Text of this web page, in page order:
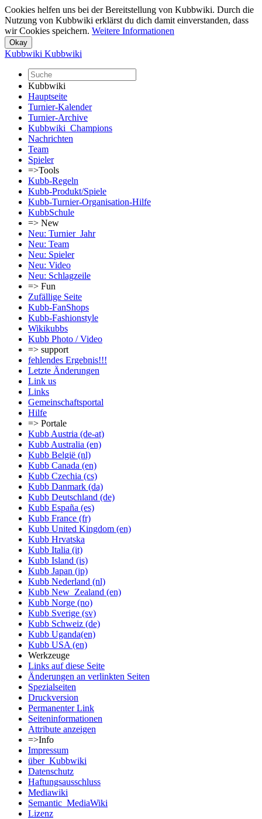
Cookies helfen uns bei der Bereitstellung von Kubbwiki. Durch die
Nutzung von Kubbwiki erklärst du dich damit einverstanden, dass
wir Cookies speichern. Weitere Informationen
Kubbwiki Kubbwiki
Kubbwiki
Hauptseite
Turnier-Kalender
Turnier-Archive
Kubbwiki_Champions
Nachrichten
Team
Spieler
=>Tools
Kubb-Regeln
Kubb-Produkt/Spiele
Kubb-Turnier-Organisation-Hilfe
KubbSchule
=> New
Neu: Turnier_Jahr
Neu: Team
Neu: Spieler
Neu: Video
Neu: Schlagzeile
=> Fun
Zufällige Seite
Kubb-FanShops
Kubb-Fashionstyle
Wikikubbs
Kubb Photo / Video
=> support
fehlendes Ergebnis!!!
Letzte Änderungen
Link us
Links
Gemeinschafts­portal
Hilfe
=> Portale
Kubb Austria (de-at)
Kubb Australia (en)
Kubb België (nl)
Kubb Canada (en)
Kubb Czechia (cs)
Kubb Danmark (da)
Kubb Deutschland (de)
Kubb España (es)
Kubb France (fr)
Kubb United Kingdom (en)
Kubb Hrvatska
Kubb Italia (it)
Kubb Island (is)
Kubb Japan (jp)
Kubb Nederland (nl)
Kubb New_Zealand (en)
Kubb Norge (no)
Kubb Sverige (sv)
Kubb Schweiz (de)
Kubb Uganda(en)
Kubb USA (en)
Werkzeuge
Links auf diese Seite
Änderungen an verlinkten Seiten
Spezialseiten
Druckversion
Permanenter Link
Seiten­informationen
Attribute anzeigen
=>Info
Impressum
über_Kubbwiki
Datenschutz
Haftungsausschluss
Mediawiki
Semantic_MediaWiki
Lizenz